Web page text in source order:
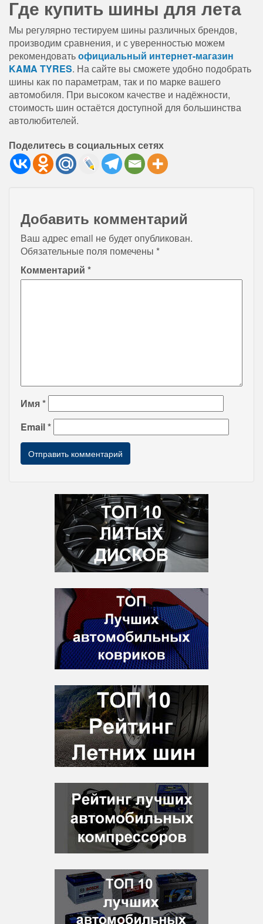
Где купить шины для лета
Мы регулярно тестируем шины различных брендов,
производим сравнения, и с уверенностью можем
рекомендоватьофициальный интернет-магазин
KAMA TYRES. На сайте вы сможете удобно подобрать
шины как по параметрам, так и по марке вашего
автомобиля. При высоком качестве и надёжности,
стоимость шин остаётся доступной для большинства
автолюбителей.
Поделитесь в социальных сетях
Добавить комментарий
Ваш адрес email не будет опубликован.
Обязательные поля помечены *
Комментарий *
Имя*
Email*